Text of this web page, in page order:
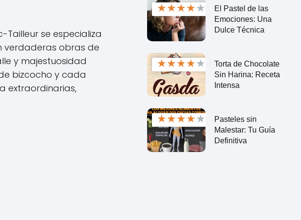
Tailleur se especializa
verdaderas obras de
y majestuosidad
bizcocho y cada
extraordinarias,
★★★★★
El Pastel de las
Emociones: Una
Dulce Técnica
★★★★★
Torta de Chocolate
Sin Harina: Receta
Intensa
★★★★★
Pasteles sin
Malestar: Tu Guía
Definitiva